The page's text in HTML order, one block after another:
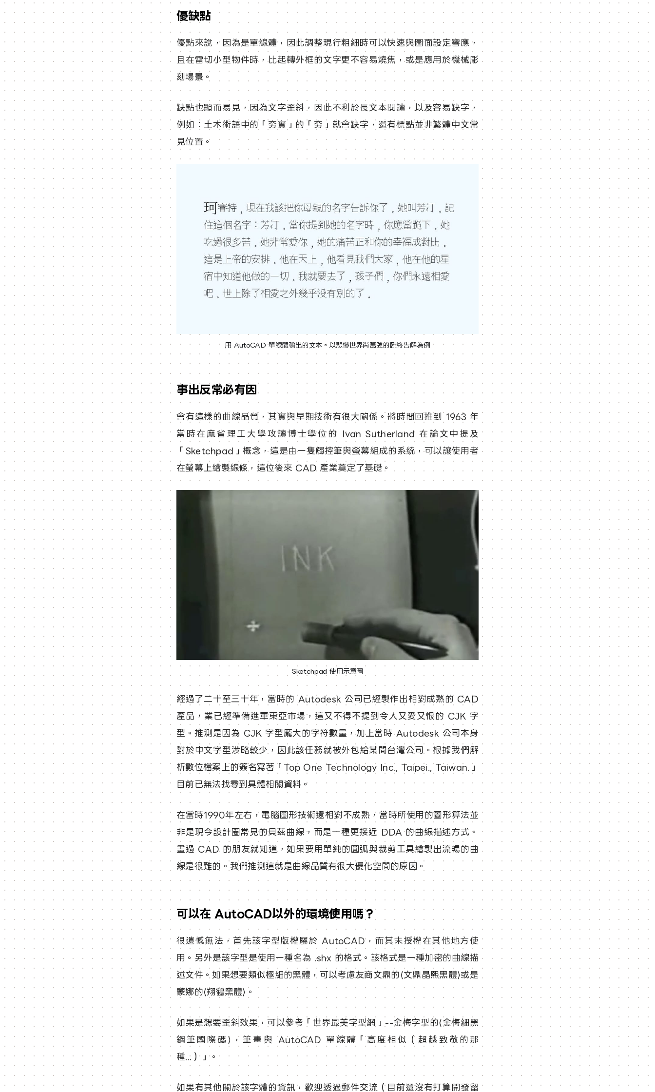
優缺點
優點來說，因為是單線體，因此調整現行粗細時可以快速與圖面設定響應，
且在雷切小型物件時，比起轉外框的文字更不容易燒焦，或是應用於機械彫
刻場景。
缺點也顯而易見，因為文字歪斜，因此不利於長文本閱讀，以及容易缺字，
例如：土木術語中的「夯實」的「夯」就會缺字，還有標點並非繁體中文常
見位置。
用 AutoCAD 單線體輸出的文本。以悲慘世界尚萬強的臨終告解為例
事出反常必有因
會有這樣的曲線品質，其實與早期技術有很大關係。將時間回推到 1963 年
當時在麻省理工大學攻讀博士學位的 Ivan Sutherland 在論文中提及
「Sketchpad」概念，這是由一隻觸控筆與螢幕組成的系統，可以讓使用者
在螢幕上繪製線條，這位後來 CAD 產業奠定了基礎。
Sketchpad 使用示意圖
經過了二十至三十年，當時的 Autodesk 公司已經製作出相對成熟的 CAD
產品，業已經準備進軍東亞市場，這又不得不提到令人又愛又恨的 CJK 字
型。推測是因為 CJK 字型龐大的字符數量，加上當時 Autodesk 公司本身
對於中文字型涉略較少，因此該任務就被外包給某間台灣公司。根據我們解
析數位檔案上的簽名寫著「Top One Technology Inc., Taipei., Taiwan.」
目前已無法找尋到具體相關資料。
在當時1990年左右，電腦圖形技術還相對不成熟，當時所使用的圖形算法並
非是現今設計圈常見的貝茲曲線，而是一種更接近 DDA 的曲線描述方式。
畫過 CAD 的朋友就知道，如果要用單純的圓弧與裁剪工具繪製出流暢的曲
線是很難的。我們推測這就是曲線品質有很大優化空間的原因。
可以在 AutoCAD以外的環境使用嗎？
很遺憾無法，首先該字型版權屬於 AutoCAD，而其未授權在其他地方使
用。另外是該字型是使用一種名為 .shx 的格式。該格式是一種加密的曲線描
述文件。如果想要類似極細的黑體，可以考慮友商文鼎的⟨文鼎晶熙黑體⟩或是
蒙娜的⟨翔鶴黑體⟩。
如果是想要歪斜效果，可以參考「世界最美字型網」--金梅字型的⟨金梅細黑
鋼筆國際碼⟩，筆畫與 AutoCAD 單線體「高度相似（超越致敬的那
種...）」。
如果有其他關於該字體的資訊，歡迎透過郵件交流（目前還沒有打算開發留